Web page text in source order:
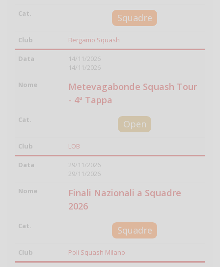
Squadre
Bergamo Squash
14/11/2026
14/11/2026
Metevagabonde Squash Tour
- 4ª Tappa
Open
LOB
29/11/2026
29/11/2026
Finali Nazionali a Squadre
2026
Squadre
Poli Squash Milano